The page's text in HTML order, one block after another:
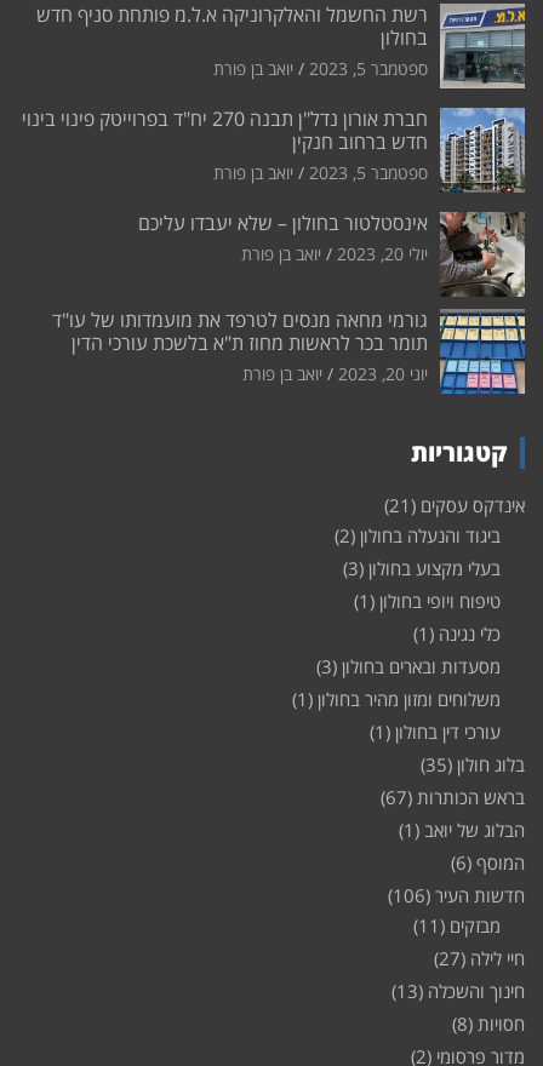
רשת החשמל והאלקרוניקה א.ל.מ פותחת סניף חדש
בחולון
ספטמבר 5, 2023 יואב בן פורת
חברת אורון נדל"ן תבנה 270 יח"ד בפרוייטק פינוי בינוי
חדש ברחוב חנקין
ספטמבר 5, 2023 יואב בן פורת
אינסטלטור בחולון – שלא יעבדו עליכם
יולי 20, 2023 יואב בן פורת
גורמי מחאה מנסים לטרפד את מועמדותו של עו"ד
תומר בכר לראשות מחוז ת"א בלשכת עורכי הדין
יוני 20, 2023 יואב בן פורת
קטגוריות
אינדקס עסקים (21)
ביגוד והנעלה בחולון (2)
בעלי מקצוע בחולון (3)
טיפוח ויופי בחולון (1)
כלי נגינה (1)
מסעדות ובארים בחולון (3)
משלוחים ומזון מהיר בחולון (1)
עורכי דין בחולון (1)
בלוג חולון (35)
בראש הכותרות (67)
הבלוג של יואב (1)
המוסף (6)
חדשות העיר (106)
מבזקים (11)
חיי לילה (27)
חינוך והשכלה (13)
חסויות (8)
מדור פרסומי (2)